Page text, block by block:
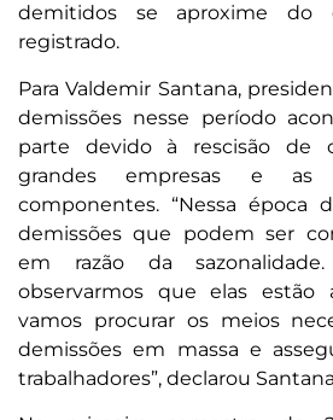
demitidos se aproxime
registrado.
Para Valdemir Santana,
demissões nesse período
parte devido à rescisão de
grandes empresas e as
componentes. “Nessa época
demissões que podem ser
em razão da
observarmos que elas estão
vamos procurar os meios
demissões em massa e
trabalhadores”, declarou